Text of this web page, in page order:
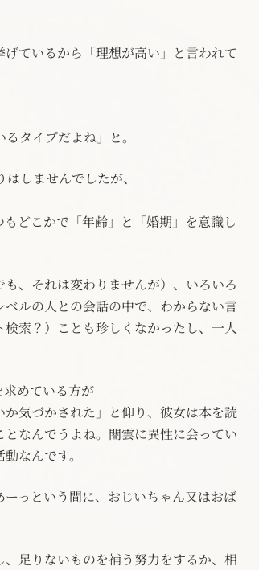
ているから「理想が高い」と言われて
タイプだよね」と。
しませんでしたが、
どこかで「年齢」と「婚期」を意識し
、それは変わりませんが）、いろいろ
ルの人との会話の中で、わからない言
索？）ことも珍しくなかったし、一人
めている方が
か気づかされた」と仰り、彼女は本を読
なんでうよね。闇雲に異性に会ってい
なんです。
っという間に、おじいちゃん又はおば
足りないものを補う努力をするか、相